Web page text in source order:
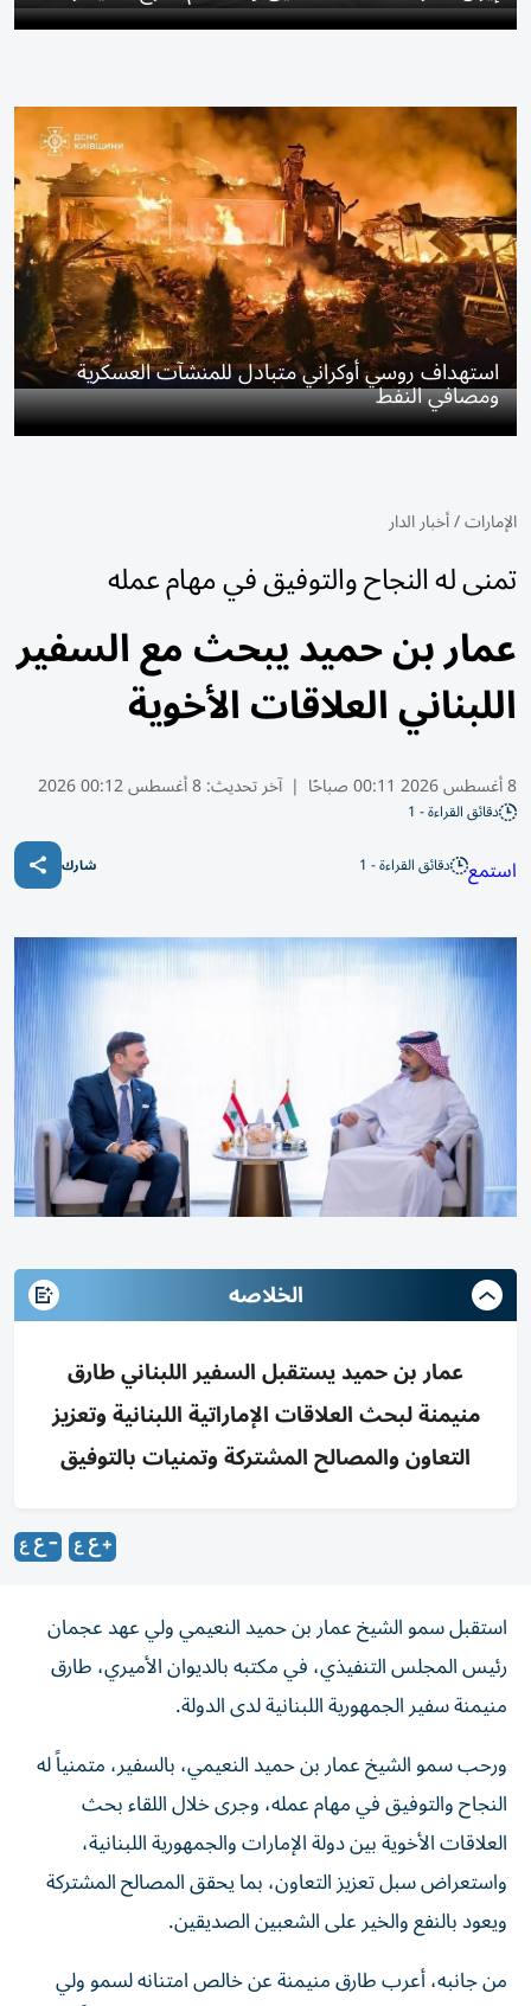
استهداف روسي أوكراني متبادل للمنشآت العسكرية
ومصافي النفط
الإمارات/أخبار الدار
تمنى له النجاح والتوفيق في مهام عمله
عمار بن حميد يبحث مع السفير
اللبناني العلاقات الأخوية
8 أغسطس 2026 00:11 صباحًا | آخر تحديث:8 أغسطس 00:12 2026
دقائق القراءة - 1
استمع دقائق القراءة - 1 شارك
الخلاصه
عمار بن حميد يستقبل السفير اللبناني طارق
منيمنة لبحث العلاقات الإماراتية اللبنانية وتعزيز
التعاون والمصالح المشتركة وتمنيات بالتوفيق
استقبل سمو الشيخ عمار بن حميد النعيمي ولي عهد عجمان
رئيس المجلس التنفيذي، في مكتبه بالديوان الأميري، طارق
منيمنة سفير الجمهورية اللبنانية لدى الدولة.
ورحب سمو الشيخ عمار بن حميد النعيمي، بالسفير، متمنياً له
النجاح والتوفيق في مهام عمله، وجرى خلال اللقاء بحث
العلاقات الأخوية بين دولة الإمارات والجمهورية اللبنانية،
واستعراض سبل تعزيز التعاون، بما يحقق المصالح المشتركة
ويعود بالنفع والخير على الشعبين الصديقين.
من جانبه، أعرب طارق منيمنة عن خالص امتنانه لسمو ولي